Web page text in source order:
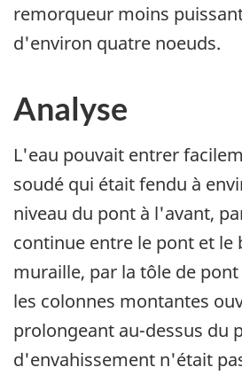
remorqueur moins
d'environ quatre noeuds.
Analyse
L'eau pouvait entrer
soudé qui était fendu à
niveau du pont à l'avant,
continue entre le pont et le
muraille, par la tôle de
les colonnes montantes
prolongeant au-dessus du
d'envahissement n'était